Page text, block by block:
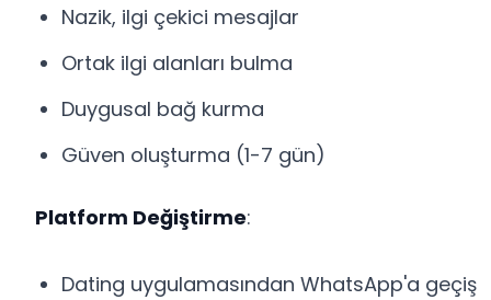
Nazik, ilgi çekici mesajlar
Ortak ilgi alanları bulma
Duygusal bağ kurma
Güven oluşturma (1-7 gün)
Platform Değiştirme:
Dating uygulamasından WhatsApp'a geçiş